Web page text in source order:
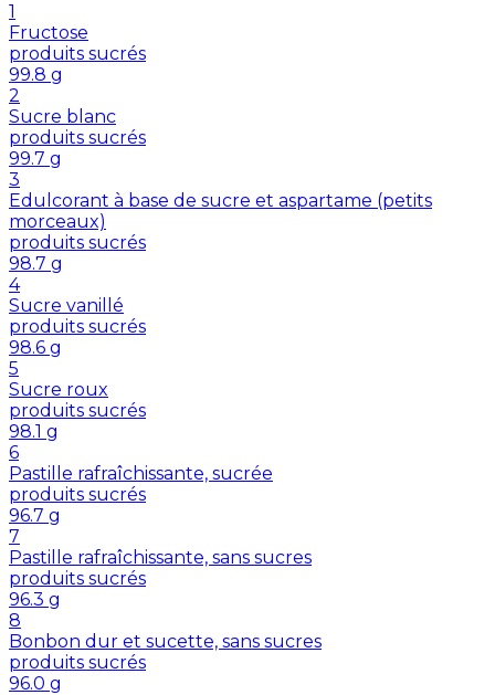
1
Fructose
produits sucrés
99.8 g
2
Sucre blanc
produits sucrés
99.7 g
3
Edulcorant à base de sucre et aspartame (petits
morceaux)
produits sucrés
98.7 g
4
Sucre vanillé
produits sucrés
98.6 g
5
Sucre roux
produits sucrés
98.1 g
6
Pastille rafraîchissante, sucrée
produits sucrés
96.7 g
7
Pastille rafraîchissante, sans sucres
produits sucrés
96.3 g
8
Bonbon dur et sucette, sans sucres
produits sucrés
96.0 g